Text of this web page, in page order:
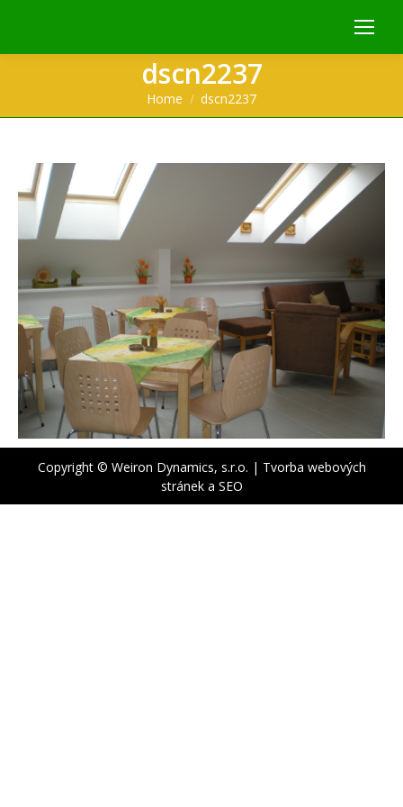
dscn2237
You are here:
Home dscn2237
Copyright © Weiron Dynamics, s.r.o. | Tvorba webových
stráneka SEO